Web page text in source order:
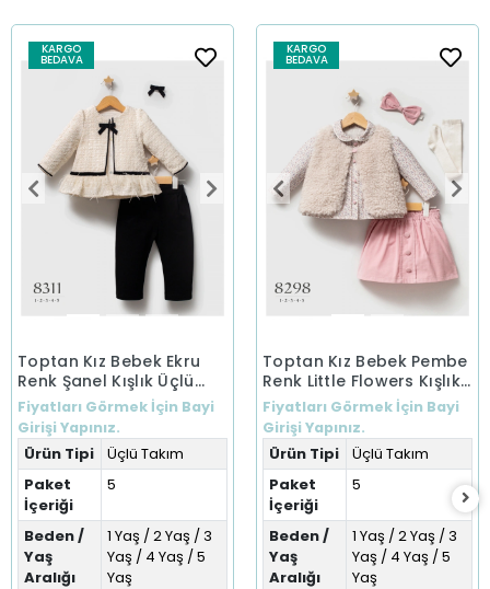
KARGO
BEDAVA
Toptan Kız Bebek Ekru
Renk Şanel Kışlık Üçlü
Takım (1-5 Yaş)
Fiyatları Görmek İçin Bayi
Girişi Yapınız.
Ürün Tipi
Üçlü Takım
Paket
İçeriği
5
Beden /
Yaş
Aralığı
1 Yaş / 2 Yaş / 3
Yaş / 4 Yaş / 5
Yaş
KARGO
BEDAVA
Toptan Kız Bebek Pembe
Renk Little Flowers Kışlık
Üçlü Takım (1-5 Yaş)
Fiyatları Görmek İçin Bayi
Girişi Yapınız.
Ürün Tipi
Üçlü Takım
Paket
İçeriği
5
Beden /
Yaş
Aralığı
1 Yaş / 2 Yaş / 3
Yaş / 4 Yaş / 5
Yaş